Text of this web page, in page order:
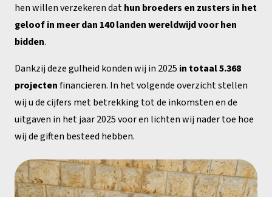
hen willen verzekeren dathun broeders en zusters in het
geloof in meer dan 140 landen wereldwijd voor hen
bidden.
Dankzij deze gulheid konden wij in 2025 in totaal 5.368
projectenfinancieren. In het volgende overzicht stellen
wij u de cijfers met betrekking tot de inkomsten en de
uitgaven in het jaar 2025 voor en lichten wij nader toe hoe
wij de giften besteed hebben.